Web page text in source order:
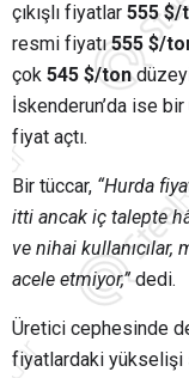
çıkışlı fiyatlar 555 $/
resmi fiyatı555 $/
çok 545 $/ton
İskenderun’da ise
fiyat açtı.
Bir tüccar, “Hurda
itti ancak iç talepte
ve nihai kullanıcılar,
acele etmiyor,”dedi.
Üretici cephesinde
fiyatlardaki yükselişi